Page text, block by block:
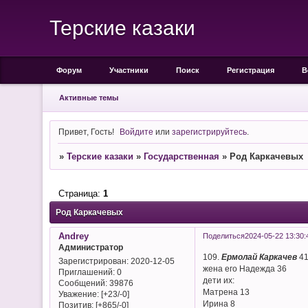
Терские казаки
Форум Участники Поиск Регистрация
Активные темы
Привет, Гость! Войдите илизарегистрируйтесь
» Терские казаки » Государственная » Род Каркачевых
Род Каркачевых
Страница: 1
Поделиться2024-05-22
Andrey
Администратор
Зарегистрирован: 2020-12-05
Приглашений:0
Сообщений:39876
Уважение: [+23/-0]
Позитив: [+865/-0]
109.Ермолай Каркачев 41
жена его Надежда 36
дети их:
Матрена 13
Ирина 8